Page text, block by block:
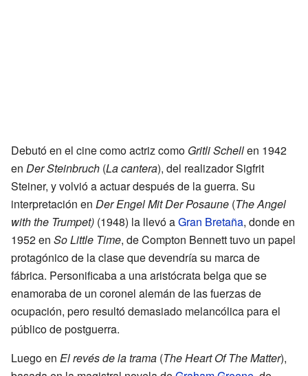
Debutó en el cine como actriz como Gritli Schellen 1942
en Der Steinbruch (La cantera), del realizador Sigfrit
Steiner, y volvió a actuar después de la guerra. Su
interpretación en Der Engel Mit Der Posaune (The Angel
with the Trumpet) (1948) la llevó aGran Bretaña, donde en
1952 en So Little Time, de Compton Bennett tuvo un papel
protagónico de la clase que devendría su marca de
fábrica. Personificaba a una aristócrata belga que se
enamoraba de un coronel alemán de las fuerzas de
ocupación, pero resultó demasiado melancólica para el
público de postguerra.
Luego en El revés de la trama (The Heart Of The Matter),